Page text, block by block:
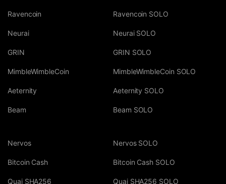
Ravencoin
Neurai
GRIN
MimbleWimbleCoin
Aeternity
Beam
Ravencoin SOLO
Neurai SOLO
GRIN SOLO
MimbleWimbleCoin SOLO
Aeternity SOLO
Beam SOLO
Nervos
Bitcoin Cash
Quai SHA256
Nervos SOLO
Bitcoin Cash SOLO
Quai SHA256 SOLO